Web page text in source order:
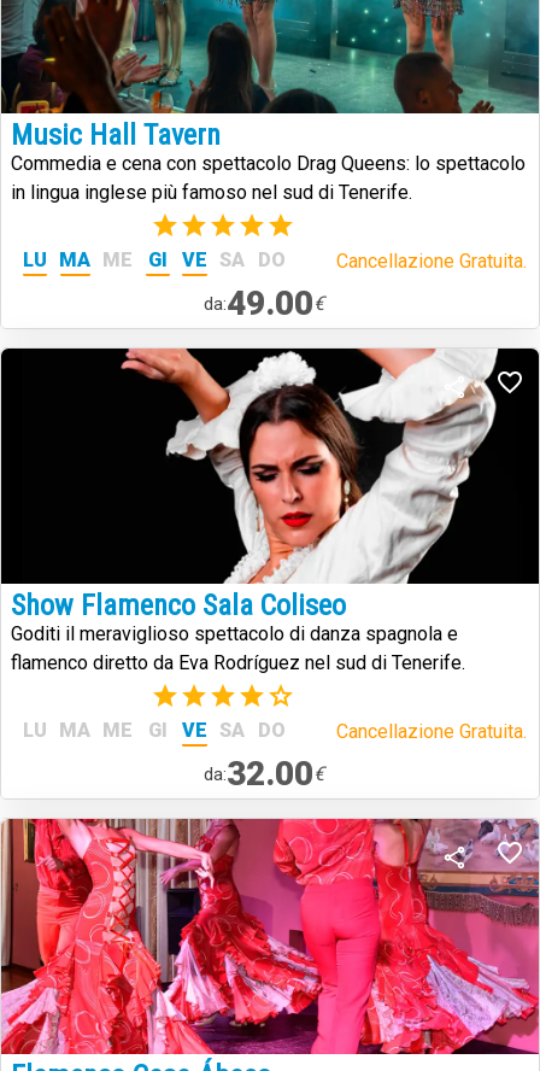
Music Hall Tavern
Commedia e cena con spettacolo Drag Queens: lo spettacolo
in lingua inglese più famoso nel sud di Tenerife.
(2)
LU MA ME GI VE SA DO Cancellazione Gratuita.
da:49.00€
Show Flamenco Sala Coliseo
Goditi il meraviglioso spettacolo di danza spagnola e
flamenco diretto da Eva Rodríguez nel sud di Tenerife.
(1)
LU MA ME GI VE SA DO Cancellazione Gratuita.
da:32.00€